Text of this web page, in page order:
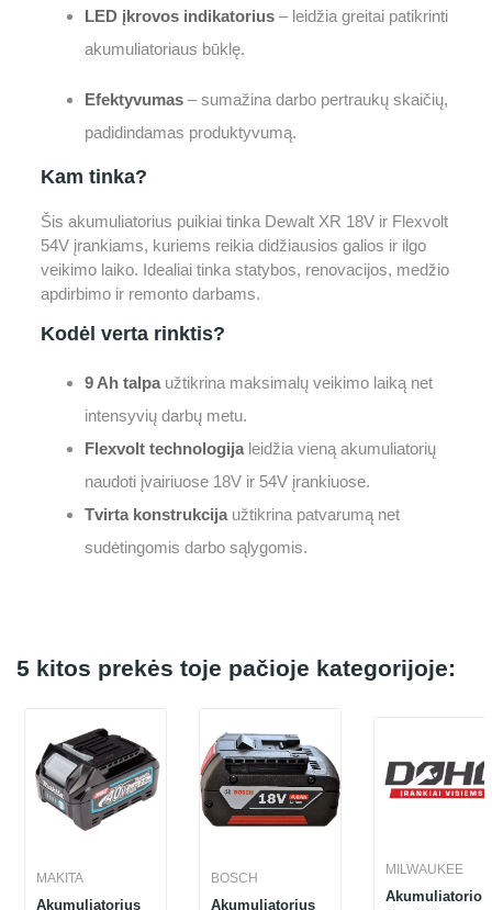
LED įkrovos indikatorius – leidžia greitai patikrinti
akumuliatoriaus būklę.
Efektyvumas – sumažina darbo pertraukų skaičių,
padidindamas produktyvumą.
Kam tinka?
Šis akumuliatorius puikiai tinka Dewalt XR 18V ir Flexvolt
54V įrankiams, kuriems reikia didžiausios galios ir ilgo
veikimo laiko. Idealiai tinka statybos, renovacijos, medžio
apdirbimo ir remonto darbams.
Kodėl verta rinktis?
9 Ah talpa užtikrina maksimalų veikimo laiką net
intensyvių darbų metu.
Flexvolt technologija leidžia vieną akumuliatorių
naudoti įvairiuose 18V ir 54V įrankiuose.
Tvirta konstrukcija užtikrina patvarumą net
sudėtingomis darbo sąlygomis.
5 kitos prekės toje pačioje kategorijoje:
MAKITA
Akumuliatorius
BOSCH
Akumuliatorius
MILWAUKEE
Akumuliatorio